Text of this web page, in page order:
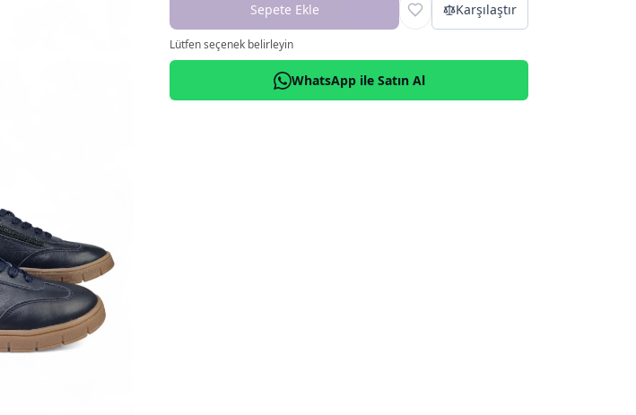
Sepete Ekle Karşılaştır
Lütfen seçenek belirleyin
WhatsApp ile Satın Al